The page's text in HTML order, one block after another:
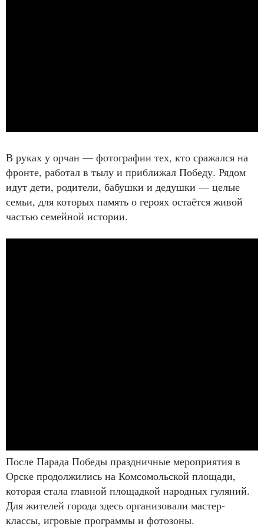
В руках у орчан — фотографии тех, кто сражался на
фронте, работал в тылу и приближал Победу. Рядом
идут дети, родители, бабушки и дедушки — целые
семьи, для которых память о героях остаётся живой
частью семейной истории.
После Парада Победы праздничные мероприятия в
Орске продолжились на Комсомольской площади,
которая стала главной площадкой народных гуляний.
Для жителей города здесь организовали мастер-
классы, игровые программы и фотозоны.